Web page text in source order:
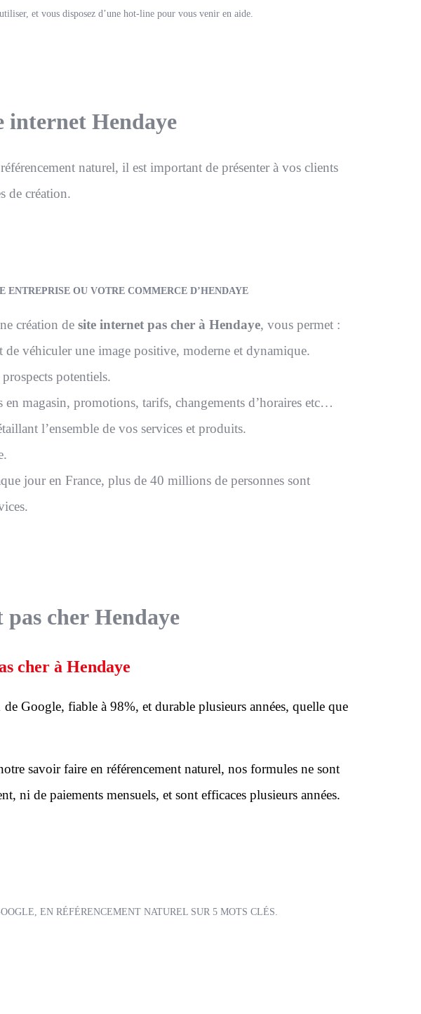
et vous disposez d’une hot-line pour vous venir en aide.
internet Hendaye
naturel, il est important de présenter à vos clients
de création.
ENTREPRISE OU VOTRE COMMERCE D’HENDAYE
création de site internet pas cher à Hendaye, vous permet :
véhiculer une image positive, moderne et dynamique.
potentiels.
magasin, promotions, tarifs, changements d’horaires etc…
l’ensemble de vos services et produits.
jour en France, plus de 40 millions de personnes sont
pas cher Hendaye
cher à Hendaye
Google, fiable à 98%, et durable plusieurs années, quelle que
savoir faire en référencement naturel, nos formules ne sont
ni de paiements mensuels, et sont efficaces plusieurs années.
EN RÉFÉRENCEMENT NATUREL SUR 5 MOTS CLÉS.